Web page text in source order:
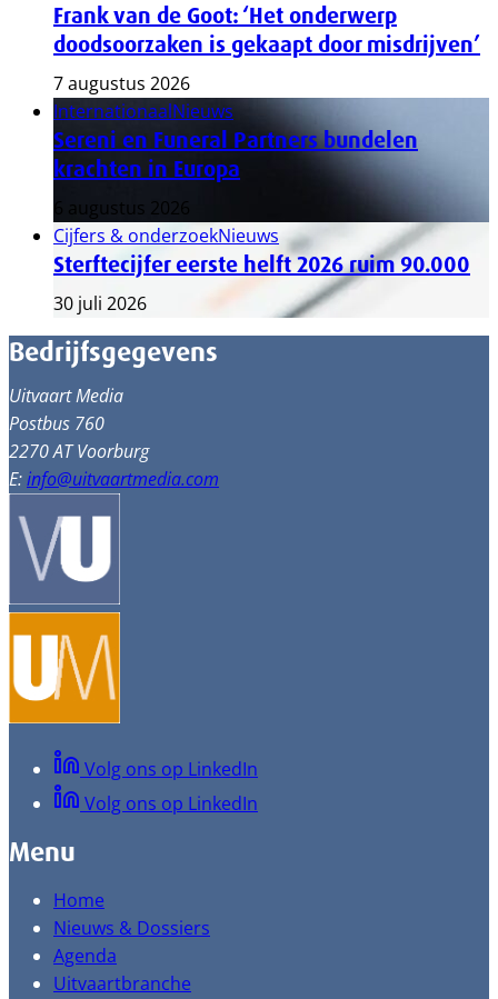
Frank van de Goot: ‘Het onderwerp
doodsoorzaken is gekaapt door misdrijven’
7 augustus 2026
InternationaalNieuws
Sereni en Funeral Partners bundelen
krachten in Europa
6 augustus 2026
Cijfers & onderzoekNieuws
Sterftecijfer eerste helft 2026 ruim 90.000
30 juli 2026
Bedrijfsgegevens
Uitvaart Media
Postbus 760
2270 AT Voorburg
E:info@uitvaartmedia.com
Volg ons op LinkedIn
Volg ons op LinkedIn
Menu
Home
Nieuws & Dossiers
Agenda
Uitvaartbranche